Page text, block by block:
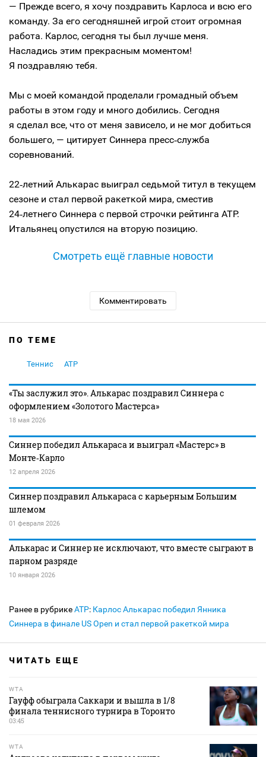
— Прежде всего, я хочу поздравить Карлоса и всю его
команду. За его сегодняшней игрой стоит огромная
работа. Карлос, сегодня ты был лучше меня.
Насладись этим прекрасным моментом!
Я поздравляю тебя.
Мы с моей командой проделали громадный объем
работы в этом году и много добились. Сегодня
я сделал все, что от меня зависело, и не мог добиться
большего, — цитирует Синнера пресс‑служба
соревнований.
22‑летний Алькарас выиграл седьмой титул в текущем
сезоне и стал первой ракеткой мира, сместив
24‑летнего Синнера с первой строчки рейтинга АТР.
Итальянец опустился на вторую позицию.
Смотреть ещё главные новости
Комментировать
ПО ТЕМЕ
Теннис ATP
«Ты заслужил это». Алькарас поздравил Синнера с
оформлением «Золотого Мастерса»
18 мая 2026
Синнер победил Алькараса и выиграл «Мастерс» в
Монте‑Карло
12 апреля 2026
Синнер поздравил Алькараса с карьерным Большим
шлемом
01 февраля 2026
Алькарас и Синнер не исключают, что вместе сыграют в
парном разряде
10 января 2026
Ранее в рубрикеATP: Карлос Алькарас победил Янника
Синнера в финале US Open и стал первой ракеткой мира
ЧИТАТЬ ЕЩЕ
WTA
Гауфф обыграла Саккари и вышла в 1/8
финала теннисного турнира в Торонто
03:45
WTA